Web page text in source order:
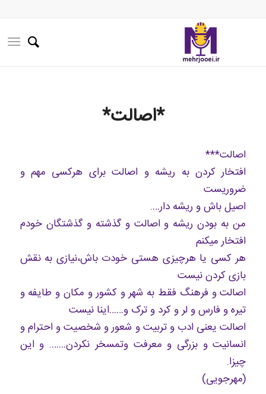
*اصالت*
اصالت***
افتخار کردن به ریشه و اصالت برای هرکسی مهم و
ضروریست
اصیل باش و ریشه دار….
من به بودن ریشه و اصالت و گذشته و گذشتگان خودم
افتخار میکنم
هر کسی یا هرچیزی هستی خودت باش،نیازی به نقش
بازی کردن نیست
اصالت و فرهنگ فقط به شهر و کشور و مکان و طایفه و
تیره و فارس و لر و کرد و ترک و……اینا نیست
اصالت یعنی ادب و تربیت و شعور و شخصیت و احترام و
انسانیت و بزرگی و معرفت وتمسخر نکردن……. و این
چیزا.
(مهرجویی)